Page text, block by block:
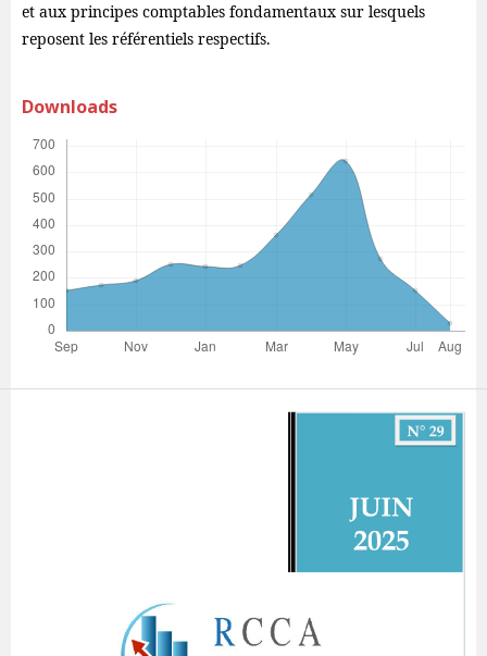
et aux principes comptables fondamentaux sur lesquels
reposent les référentiels respectifs.
Downloads